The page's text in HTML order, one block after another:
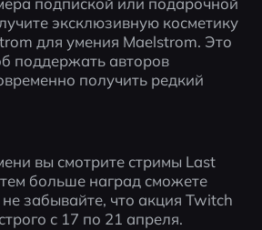
эксклюзивную косметику
для умения Maelstrom. Это
поддержать авторов
получить редкий
вы смотрите стримы Last
больше наград сможете
забывайте, что акция Twitch
с 17 по 21 апреля.